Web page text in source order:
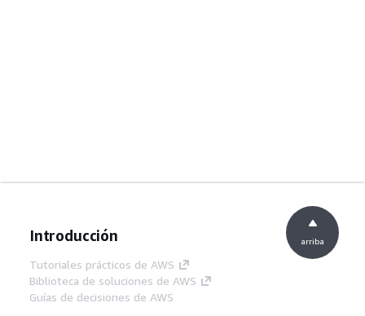
Introducción
Tutoriales prácticos de AWS
Biblioteca de soluciones de AWS
Guías de decisiones de AWS
arriba